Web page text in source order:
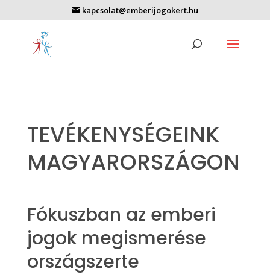
kapcsolat@emberijogokert.hu
TEVÉKENYSÉGEINK
MAGYARORSZÁGON
Fókuszban az emberi
jogok megismerése
országszerte